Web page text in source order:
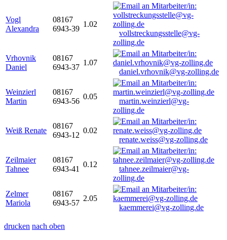
Vogl
Alexandra
08167
6943-39
1.02
vollstreckungsstelle@vg-
zolling.de
Vrhovnik
Daniel
08167
6943-37
1.07
daniel.vrhovnik@vg-zolling.de
Weinzierl
Martin
08167
6943-56
0.05
martin.weinzierl@vg-
zolling.de
Weiß Renate
08167
6943-12
0.02
renate.weiss@vg-zolling.de
Zeilmaier
Tahnee
08167
6943-41
0.12
tahnee.zeilmaier@vg-
zolling.de
Zelmer
Mariola
08167
6943-57
2.05
kaemmerei@vg-zolling.de
drucken nach oben